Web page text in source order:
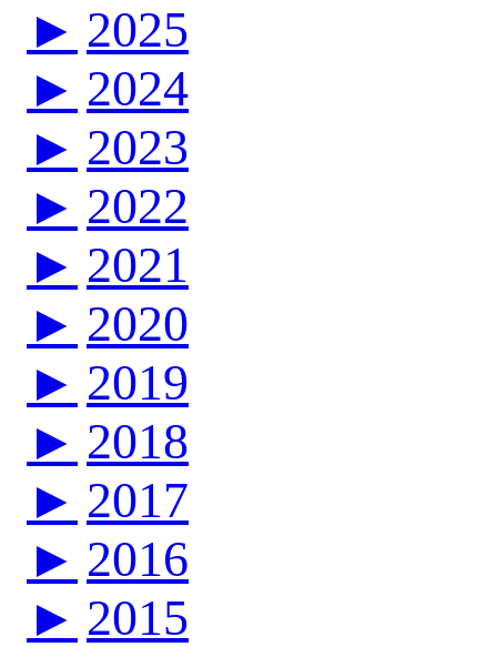
► 2025
► 2024
► 2023
► 2022
► 2021
► 2020
► 2019
► 2018
► 2017
► 2016
► 2015